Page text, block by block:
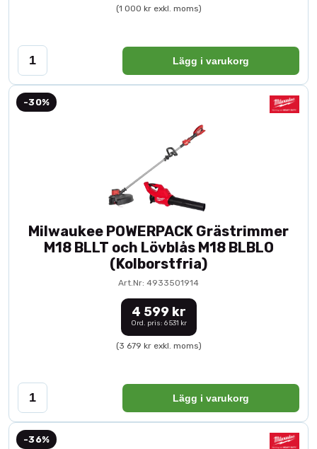
(1 000 kr exkl. moms)
Lägg i varukorg
-30%
Milwaukee POWERPACK Grästrimmer
M18 BLLT och Lövblås M18 BLBLO
(Kolborstfria)
Art.Nr: 4933501914
4 599 kr
Ord. pris: 6 531 kr
(3 679 kr exkl. moms)
Lägg i varukorg
-36%